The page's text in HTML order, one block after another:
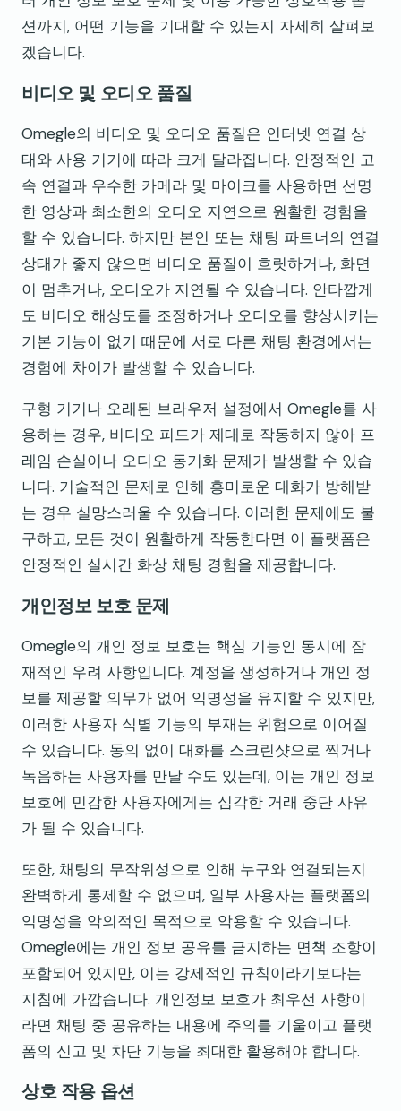
션까지, 어떤 기능을 기대할 수 있는지 자세히 살펴보
겠습니다.
비디오 및 오디오 품질
Omegle의 비디오 및 오디오 품질은 인터넷 연결 상
태와 사용 기기에 따라 크게 달라집니다. 안정적인 고
속 연결과 우수한 카메라 및 마이크를 사용하면 선명
한 영상과 최소한의 오디오 지연으로 원활한 경험을
할 수 있습니다. 하지만 본인 또는 채팅 파트너의 연결
상태가 좋지 않으면 비디오 품질이 흐릿하거나, 화면
이 멈추거나, 오디오가 지연될 수 있습니다. 안타깝게
도 비디오 해상도를 조정하거나 오디오를 향상시키는
기본 기능이 없기 때문에 서로 다른 채팅 환경에서는
경험에 차이가 발생할 수 있습니다.
구형 기기나 오래된 브라우저 설정에서 Omegle를 사
용하는 경우, 비디오 피드가 제대로 작동하지 않아 프
레임 손실이나 오디오 동기화 문제가 발생할 수 있습
니다. 기술적인 문제로 인해 흥미로운 대화가 방해받
는 경우 실망스러울 수 있습니다. 이러한 문제에도 불
구하고, 모든 것이 원활하게 작동한다면 이 플랫폼은
안정적인 실시간 화상 채팅 경험을 제공합니다.
개인정보 보호 문제
Omegle의 개인 정보 보호는 핵심 기능인 동시에 잠
재적인 우려 사항입니다. 계정을 생성하거나 개인 정
보를 제공할 의무가 없어 익명성을 유지할 수 있지만,
이러한 사용자 식별 기능의 부재는 위험으로 이어질
수 있습니다. 동의 없이 대화를 스크린샷으로 찍거나
녹음하는 사용자를 만날 수도 있는데, 이는 개인 정보
보호에 민감한 사용자에게는 심각한 거래 중단 사유
가 될 수 있습니다.
또한, 채팅의 무작위성으로 인해 누구와 연결되는지
완벽하게 통제할 수 없으며, 일부 사용자는 플랫폼의
익명성을 악의적인 목적으로 악용할 수 있습니다.
Omegle에는 개인 정보 공유를 금지하는 면책 조항이
포함되어 있지만, 이는 강제적인 규칙이라기보다는
지침에 가깝습니다. 개인정보 보호가 최우선 사항이
라면 채팅 중 공유하는 내용에 주의를 기울이고 플랫
폼의 신고 및 차단 기능을 최대한 활용해야 합니다.
상호 작용 옵션